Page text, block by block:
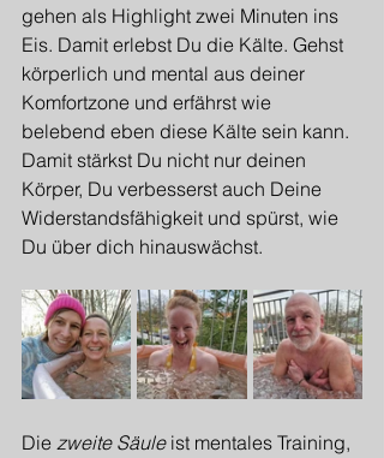
gehen als Highlight zwei Minuten ins
Eis. Damit erlebst Du die Kälte. Gehst
körperlich und mental aus deiner
Komfortzone und erfährst wie
belebend eben diese Kälte sein kann.
Damit stärkst Du nicht nur deinen
Körper, Du verbesserst auch Deine
Widerstandsfähigkeit und spürst, wie
Du über dich hinauswächst.
Die zweite Säule ist mentales Training,